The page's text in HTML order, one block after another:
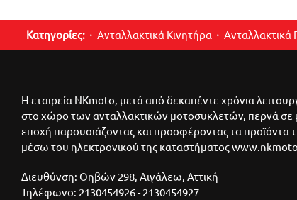
Κατηγορίες: Ανταλλακτικά Κινητήρα Ανταλλακτικά
Η εταιρεία NKmoto, μετά από δεκαπέντε χρόνια
στο χώρο των ανταλλακτικών μοτοσυκλετών, περνά σε
εποχή παρουσιάζοντας και προσφέροντας τα προϊόντα
μέσω του ηλεκτρονικού της καταστήματος
Διευθύνση: Θηβών 298, Αιγάλεω, Αττική
Τηλέφωνο: 2130454926 - 2130454927